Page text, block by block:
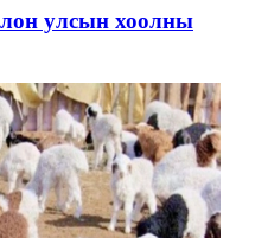
улсын хоолны